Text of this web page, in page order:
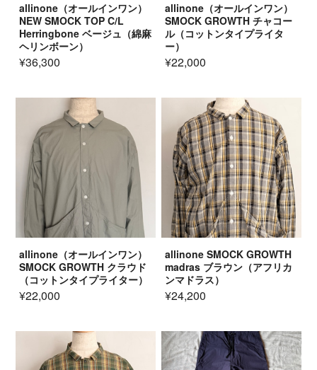
allinone（オールインワン）
NEW SMOCK TOP C/L
Herringbone ベージュ（綿麻
ヘリンボーン）
¥36,300
allinone（オールインワン）
SMOCK GROWTH チャコー
ル（コットンタイプライタ
ー）
¥22,000
allinone（オールインワン）
SMOCK GROWTH クラウド
（コットンタイプライター）
¥22,000
allinone SMOCK GROWTH
madras ブラウン（アフリカ
ンマドラス）
¥24,200